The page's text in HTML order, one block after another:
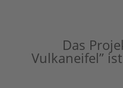
Das
Vulkaneifel”